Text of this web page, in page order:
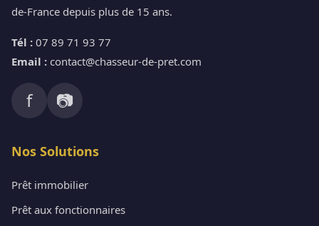
de-France depuis plus de 15 ans.
Tél : 07 89 71 93 77
Email : contact@chasseur-de-pret.com
f 📷
Nos Solutions
Prêt immobilier
Prêt aux fonctionnaires